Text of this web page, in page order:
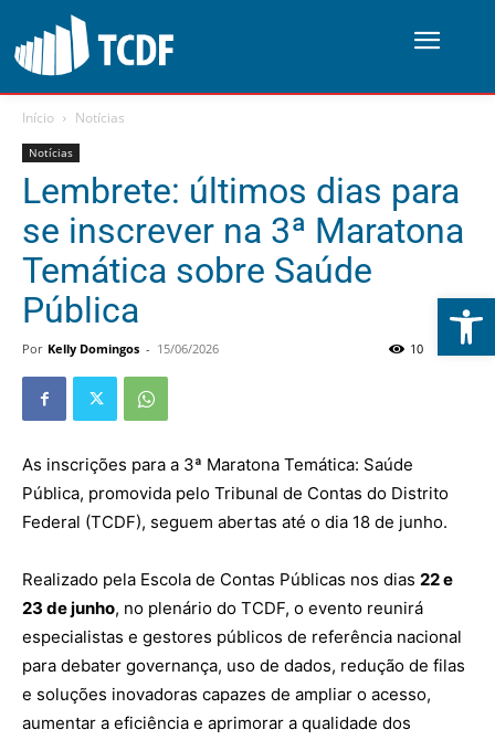
Abrir
Início Notícias
Notícias
Lembrete: últimos dias para
se inscrever na 3ª Maratona
Temática sobre Saúde
Pública
Por Kelly Domingos - 15/06/2026 0
10
As inscrições para a 3ª Maratona Temática: Saúde
Pública, promovida pelo Tribunal de Contas do Distrito
Federal (TCDF), seguem abertas até o dia 18 de junho.
Realizado pela Escola de Contas Públicas nos dias 22 e
23 de junho, no plenário do TCDF, o evento reunirá
especialistas e gestores públicos de referência nacional
para debater governança, uso de dados, redução de filas
e soluções inovadoras capazes de ampliar o acesso,
aumentar a eficiência e aprimorar a qualidade dos